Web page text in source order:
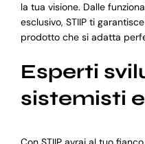
la tua visione. Dalle
esclusivo, STIIP ti
prodotto che si adatta
Esperti
sistemisti